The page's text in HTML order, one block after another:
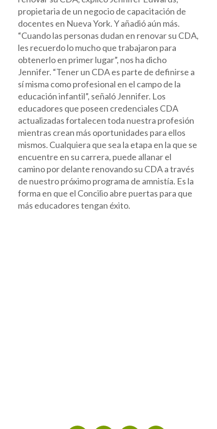
propietaria de un negocio de capacitación de
docentes en Nueva York. Y añadió aún más.
“Cuando las personas dudan en renovar su CDA,
les recuerdo lo mucho que trabajaron para
obtenerlo en primer lugar”, nos ha dicho
Jennifer. “Tener un CDA es parte de definirse a
sí misma como profesional en el campo de la
educación infantil”, señaló Jennifer. Los
educadores que poseen credenciales CDA
actualizadas fortalecen toda nuestra profesión
mientras crean más oportunidades para ellos
mismos. Cualquiera que sea la etapa en la que se
encuentre en su carrera, puede allanar el
camino por delante renovando su CDA a través
de nuestro próximo programa de amnistía. Es la
forma en que el Concilio abre puertas para que
más educadores tengan éxito.